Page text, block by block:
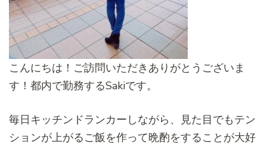
こんにちは！ご訪問いただきありがとうございま
す！都内で勤務するSakiです。
毎日キッチンドランカーしながら、見た目でもテン
ションが上がるご飯を作って晩酌をすることが大好